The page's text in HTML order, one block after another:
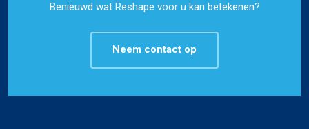
Benieuwd wat Reshape voor u kan betekenen?
Neem contact op